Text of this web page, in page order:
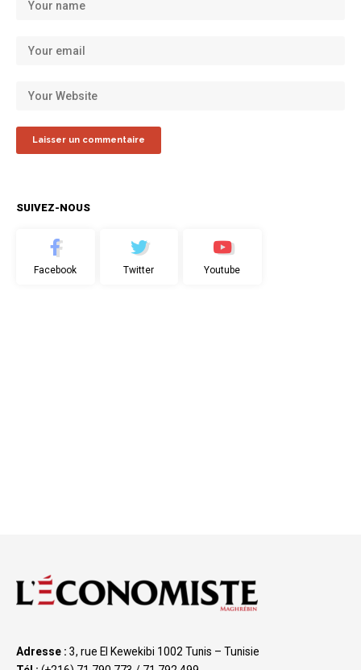
SUIVEZ-NOUS
Facebook Twitter Youtube
Adresse : 3, rue El Kewekibi 1002 Tunis – Tunisie